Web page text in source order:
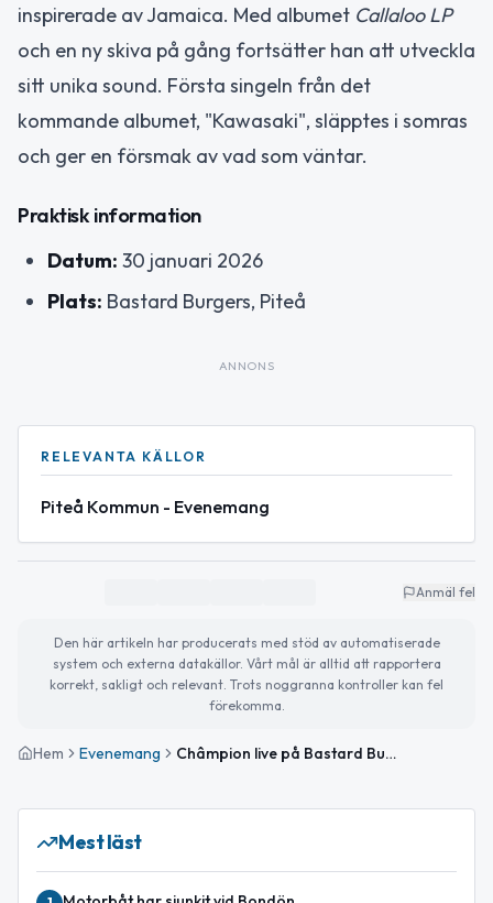
inspirerade av Jamaica. Med albumet Callaloo LP
och en ny skiva på gång fortsätter han att utveckla
sitt unika sound. Första singeln från det
kommande albumet, "Kawasaki", släpptes i somras
och ger en försmak av vad som väntar.
Praktisk information
Datum: 30 januari 2026
Plats: Bastard Burgers, Piteå
ANNONS
RELEVANTA KÄLLOR
Piteå Kommun - Evenemang
Anmäl fel
Den här artikeln har producerats med stöd av automatiserade
system och externa datakällor. Vårt mål är alltid att rapportera
korrekt, sakligt och relevant. Trots noggranna kontroller kan fel
förekomma.
Hem Evenemang Châmpion live på Bastard Burgers – en kväll med reggae och bas
Mest läst